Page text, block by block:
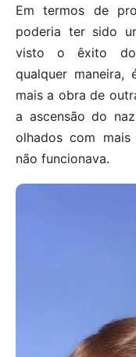
Em termos de
poderia ter sido
visto o êxito do
qualquer maneira,
mais a obra de
a ascensão do
olhados com
não funcionava.